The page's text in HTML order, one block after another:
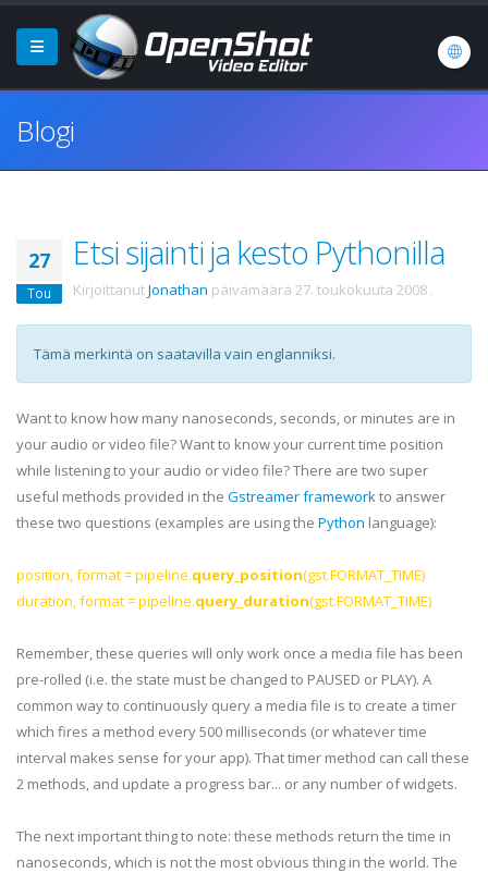
Blogi
27
Tou
Etsi sijainti ja kesto Pythonilla
KirjoittanutJonathan päivämäärä 27. toukokuuta 2008 .
Tämä merkintä on saatavilla vain englanniksi.
Want to know how many nanoseconds, seconds, or minutes are in
your audio or video file? Want to know your current time position
while listening to your audio or video file? There are two super
useful methods provided in the Gstreamerframeworkto answer
these two questions (examples are using the Python language):
position, format = pipeline.query_position(gst.FORMAT_TIME)
duration, format = pipeline.query_duration(gst.FORMAT_TIME)
Remember, these queries will only work once a media file has been
pre-rolled (i.e. the state must be changed to PAUSED or PLAY). A
common way to continuously query a media file is to create a timer
which fires a method every 500 milliseconds (or whatever time
interval makes sense for your app). That timer method can call these
2 methods, and update a progress bar... or any number of widgets.
The next important thing to note: these methods return the time in
nanoseconds, which is not the most obvious thing in the world. The